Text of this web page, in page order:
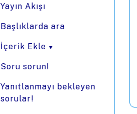
Yayın Akışı
Başlıklarda ara
İçerik Ekle
Soru sorun!
Yanıtlanmayı bekleyen
sorular!